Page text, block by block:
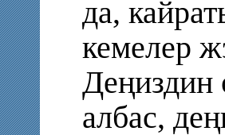
да,
кемелер
Деңиздин
албас,